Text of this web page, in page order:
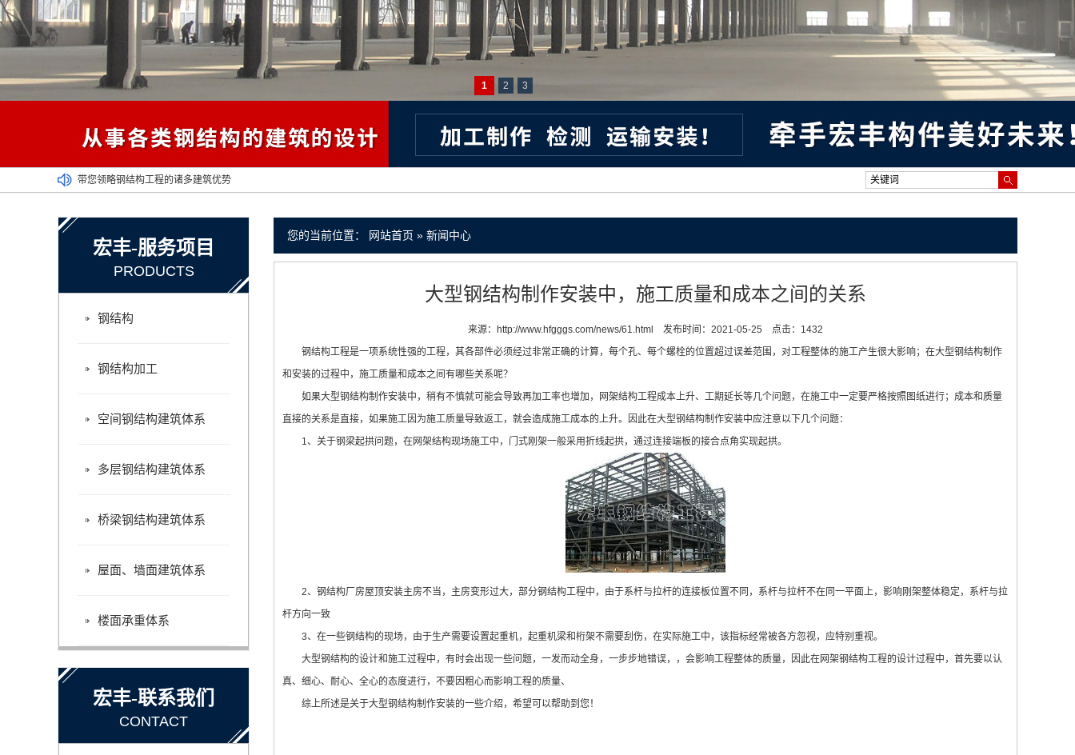
1 2 3
带您领略钢结构工程的诸多建筑优势
祝福祖国七十华诞快乐！
新乡钢结构工程施工期间要注意以下问题
您的当前位置： 网站首页 » 新闻中心
大型钢结构制作安装中，施工质量和成本之间的关系
来源： http://www.hfgggs.com/news/61.html 发布时间：2021-05-25
点击：1432
钢结构工程是一项系统性强的工程，其各部件必须经过非常正确的计算，每个孔、每个螺栓的位置超过误差范围，对工程整体的施工产生很大影响；在大型钢结构制作
和安装的过程中，施工质量和成本之间有哪些关系呢？
如果大型钢结构制作安装中，稍有不慎就可能会导致再加工率也增加，网架结构工程成本上升、工期延长等几个问题，在施工中一定要严格按照图纸进行；成本和质量
直接的关系是直接，如果施工因为施工质量导致返工，就会造成施工成本的上升。因此在大型钢结构制作安装中应注意以下几个问题：
1、关于钢梁起拱问题，在网架结构现场施工中，门式刚架一般采用折线起拱，通过连接端板的接合点角实现起拱。
2、钢结构厂房屋顶安装主房不当，主房变形过大，部分钢结构工程中，由于系杆与拉杆的连接板位置不同，系杆与拉杆不在同一平面上，影响刚架整体稳定，系杆与拉
杆方向一致
3、在一些钢结构的现场，由于生产需要设置起重机，起重机梁和桁架不需要刮伤，在实际施工中，该指标经常被各方忽视，应特别重视。
大型钢结构的设计和施工过程中，有时会出现一些问题，一发而动全身，一步步地错误，，会影响工程整体的质量，因此在网架钢结构工程的设计过程中，首先要以认
真、细心、耐心、全心的态度进行，不要因粗心而影响工程的质量、
综上所述是关于大型钢结构制作安装的一些介绍，希望可以帮助到您！
宏丰-服务项目
PRODUCTS
钢结构
钢结构加工
空间钢结构建筑体系
多层钢结构建筑体系
桥梁钢结构建筑体系
屋面、墙面建筑体系
楼面承重体系
宏丰-联系我们
CONTACT